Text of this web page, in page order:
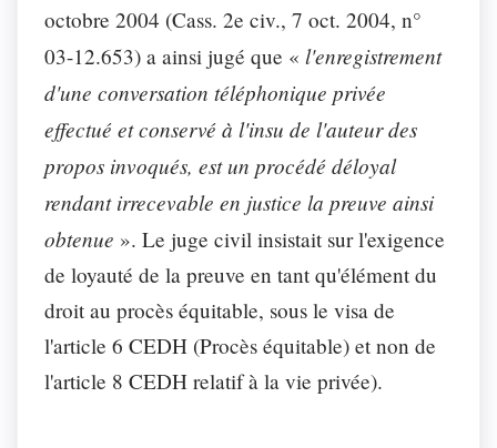
octobre 2004 (Cass. 2e civ., 7 oct. 2004, n°
03-12.653) a ainsi jugé que « l'enregistrement
d'une conversation téléphonique privée
effectué et conservé à l'insu de l'auteur des
propos invoqués, est un procédé déloyal
rendant irrecevable en justice la preuve ainsi
obtenue ». Le juge civil insistait sur l'exigence
de loyauté de la preuve en tant qu'élément du
droit au procès équitable, sous le visa de
l'article 6 CEDH (Procès équitable) et non de
l'article 8 CEDH relatif à la vie privée).